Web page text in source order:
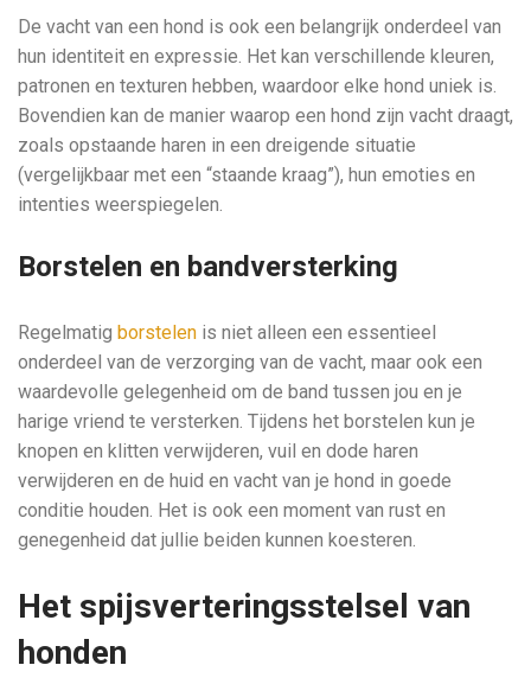
De vacht van een hond is ook een belangrijk onderdeel van
hun identiteit en expressie. Het kan verschillende kleuren,
patronen en texturen hebben, waardoor elke hond uniek is.
Bovendien kan de manier waarop een hond zijn vacht draagt,
zoals opstaande haren in een dreigende situatie
(vergelijkbaar met een “staande kraag”), hun emoties en
intenties weerspiegelen.
Borstelen en bandversterking
Regelmatig borstelen is niet alleen een essentieel
onderdeel van de verzorging van de vacht, maar ook een
waardevolle gelegenheid om de band tussen jou en je
harige vriend te versterken. Tijdens het borstelen kun je
knopen en klitten verwijderen, vuil en dode haren
verwijderen en de huid en vacht van je hond in goede
conditie houden. Het is ook een moment van rust en
genegenheid dat jullie beiden kunnen koesteren.
Het spijsverteringsstelsel van
honden